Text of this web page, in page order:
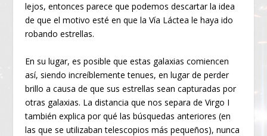
lejos, entonces parece que podemos descartar la idea
de que el motivo esté en que la Vía Láctea le haya ido
robando estrellas.
En su lugar, es posible que estas galaxias comiencen
así, siendo increíblemente tenues, en lugar de perder
brillo a causa de que sus estrellas sean capturadas por
otras galaxias. La distancia que nos separa de Virgo I
también explica por qué las búsquedas anteriores (en
las que se utilizaban telescopios más pequeños), nunca